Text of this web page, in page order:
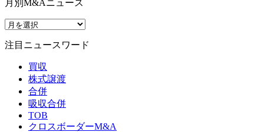
月別M&Aニュース
注目ニュースワード
買収
株式譲渡
合併
吸収合併
TOB
クロスボーダーM&A